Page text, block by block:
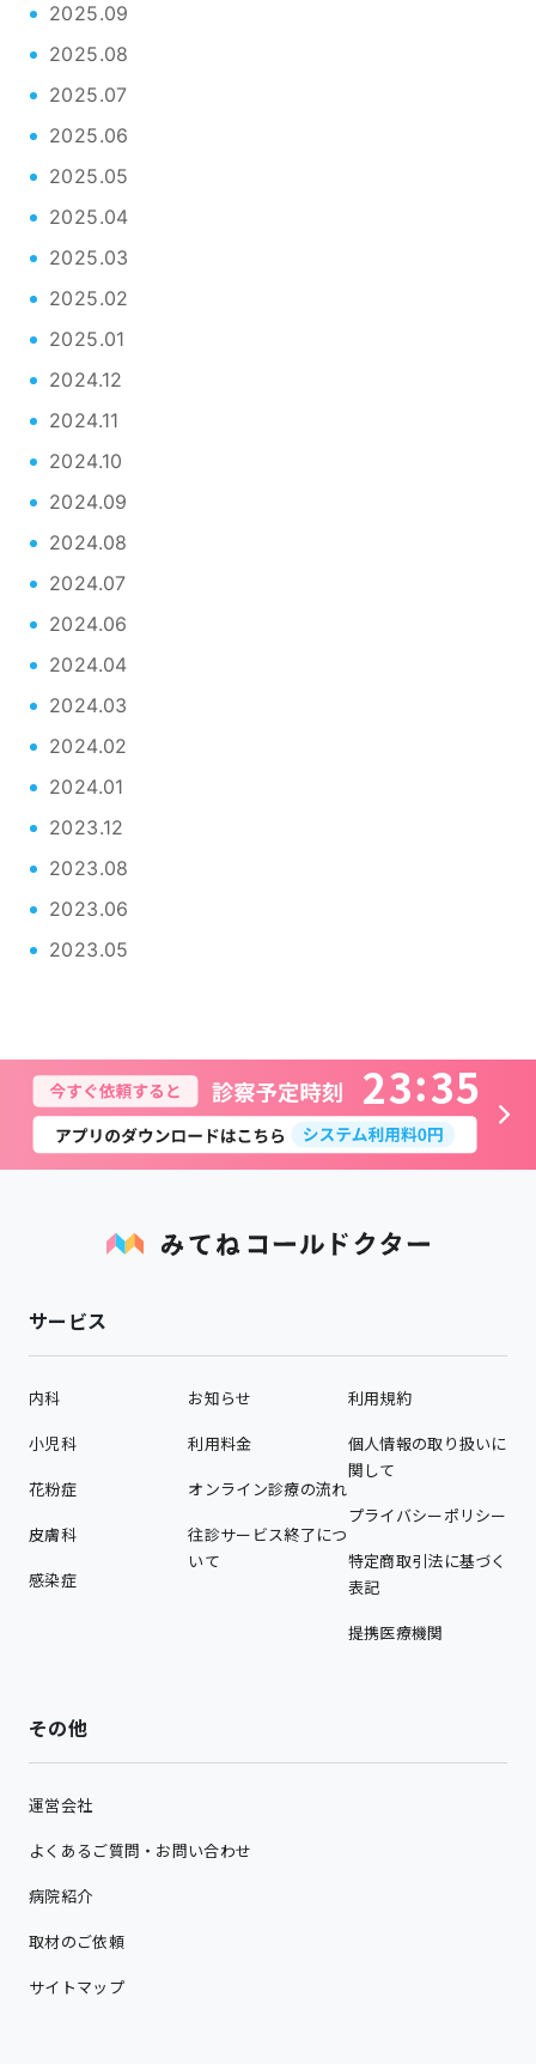
2025.09
2025.08
2025.07
2025.06
2025.05
2025.04
2025.03
2025.02
2025.01
2024.12
2024.11
2024.10
2024.09
2024.08
2024.07
2024.06
2024.04
2024.03
2024.02
2024.01
2023.12
2023.08
2023.06
2023.05
23 35
サービス
内科
小児科
花粉症
皮膚科
感染症
お知らせ
利用料金
オンライン診療の流れ
往診サービス終了につ
いて
利用規約
個人情報の取り扱いに
関して
プライバシーポリシー
特定商取引法に基づく
表記
提携医療機関
その他
運営会社
よくあるご質問・お問い合わせ
病院紹介
取材のご依頼
サイトマップ